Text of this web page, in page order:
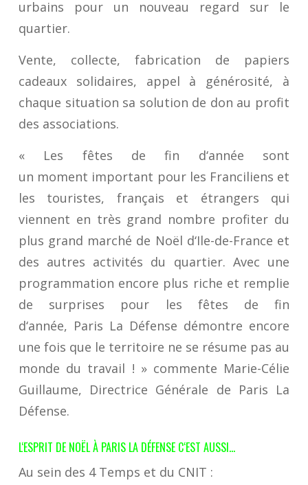
urbains pour un nouveau regard sur le
quartier.
Vente, collecte, fabrication de papiers
cadeaux solidaires, appel à générosité, à
chaque situation sa solution de don au profit
des associations.
«
Les fêtes de fin d‘année sont
un moment important pour les Franciliens et
les touristes, français et étrangers qui
viennent en très grand nombre profiter du
plus grand marché de Noël d‘Ile-de-France et
des autres activités du quartier. Avec une
programmation encore plus riche et remplie
de
surprises pour les fêtes de fin
d‘année, Paris La Défense démontre encore
une fois que le territoire ne se résume pas au
monde du travail ! » commente Marie-Célie
Guillaume, Directrice Générale de Paris La
Défense.
L‘ESPRIT DE NOËL À PARIS LA DÉFENSE C‘EST AUSSI…
Au sein des 4 Temps et du CNIT :